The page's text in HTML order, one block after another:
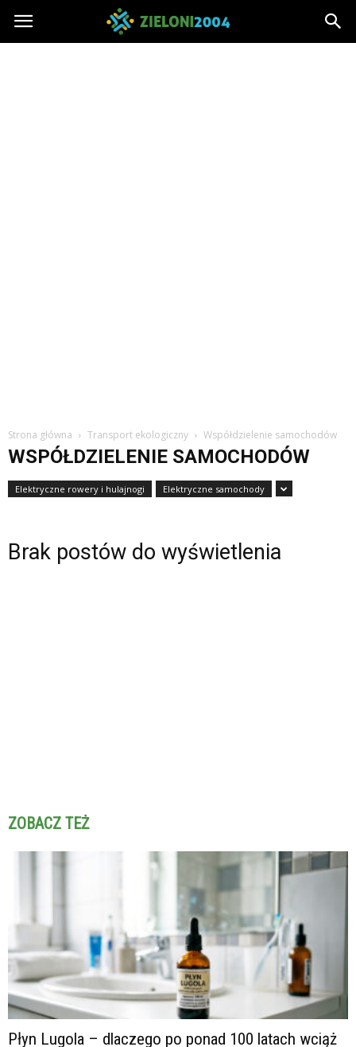
Zieloni2004.pl
Strona główna Transport ekologiczny Współdzielenie samochodów
WSPÓŁDZIELENIE SAMOCHODÓW
Elektryczne rowery i hulajnogi Elektryczne samochody
Brak postów do wyświetlenia
ZOBACZ TEŻ
Płyn Lugola – dlaczego po ponad 100 latach wciąż